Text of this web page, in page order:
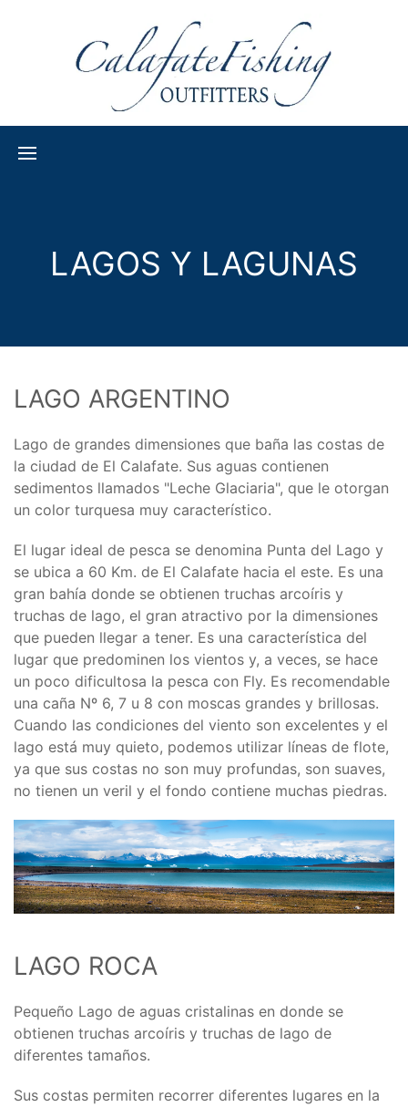
LAGOS Y LAGUNAS
LAGO ARGENTINO
Lago de grandes dimensiones que baña las costas de
la ciudad de El Calafate. Sus aguas contienen
sedimentos llamados "Leche Glaciaria", que le otorgan
un color turquesa muy característico.
El lugar ideal de pesca se denomina Punta del Lago y
se ubica a 60 Km. de El Calafate hacia el este. Es una
gran bahía donde se obtienen truchas arcoíris y
truchas de lago, el gran atractivo por la dimensiones
que pueden llegar a tener. Es una característica del
lugar que predominen los vientos y, a veces, se hace
un poco dificultosa la pesca con Fly. Es recomendable
una caña Nº 6, 7 u 8 con moscas grandes y brillosas.
Cuando las condiciones del viento son excelentes y el
lago está muy quieto, podemos utilizar líneas de flote,
ya que sus costas no son muy profundas, son suaves,
no tienen un veril y el fondo contiene muchas piedras.
LAGO ROCA
Pequeño Lago de aguas cristalinas en donde se
obtienen truchas arcoíris y truchas de lago de
diferentes tamaños.
Sus costas permiten recorrer diferentes lugares en la